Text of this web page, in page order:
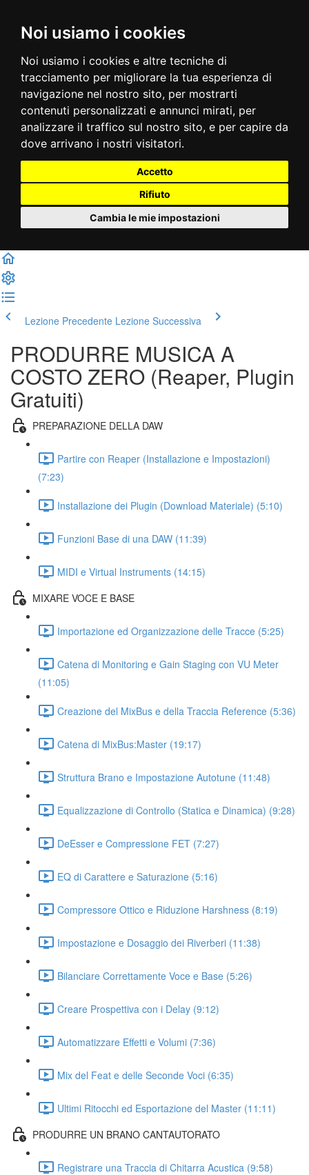
Noi usiamo i cookies
Noi usiamo i cookies e altre tecniche di
tracciamento per migliorare la tua esperienza di
navigazione nel nostro sito, per mostrarti
contenuti personalizzati e annunci mirati, per
analizzare il traffico sul nostro sito, e per capire da
dove arrivano i nostri visitatori.
Accetto
Rifiuto
Cambia le mie impostazioni
Lezione Precedente Lezione Successiva
PRODURRE MUSICA A
COSTO ZERO (Reaper, Plugin
Gratuiti)
PREPARAZIONE DELLA DAW
Partire con Reaper (Installazione e Impostazioni)
(7:23)
Installazione dei Plugin (Download Materiale) (5:10)
Funzioni Base di una DAW (11:39)
MIDI e Virtual Instruments (14:15)
MIXARE VOCE E BASE
Importazione ed Organizzazione delle Tracce (5:25)
Catena di Monitoring e Gain Staging con VU Meter
(11:05)
Creazione del MixBus e della Traccia Reference (5:36)
Catena di MixBus:Master (19:17)
Struttura Brano e Impostazione Autotune (11:48)
Equalizzazione di Controllo (Statica e Dinamica) (9:28)
DeEsser e Compressione FET (7:27)
EQ di Carattere e Saturazione (5:16)
Compressore Ottico e Riduzione Harshness (8:19)
Impostazione e Dosaggio dei Riverberi (11:38)
Bilanciare Correttamente Voce e Base (5:26)
Creare Prospettiva con i Delay (9:12)
Automatizzare Effetti e Volumi (7:36)
Mix del Feat e delle Seconde Voci (6:35)
Ultimi Ritocchi ed Esportazione del Master (11:11)
PRODURRE UN BRANO CANTAUTORATO
Registrare una Traccia di Chitarra Acustica (9:58)